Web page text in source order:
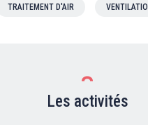
TRAITEMENT D'AIR
Les activités